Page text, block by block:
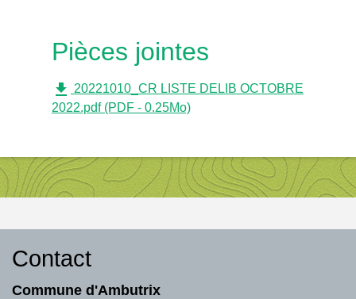
Pièces jointes
file_download 20221010_CR LISTE DELIB OCTOBRE
2022.pdf (PDF - 0.25Mo)
Contact
Commune d'Ambutrix